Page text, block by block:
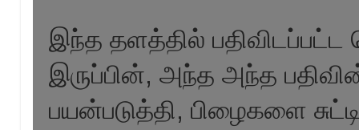
இந்த தளத்தில் பதிவிடப்பட்ட
இருப்பின், அந்த அந்த
பயன்படுத்தி, பிழைகளை